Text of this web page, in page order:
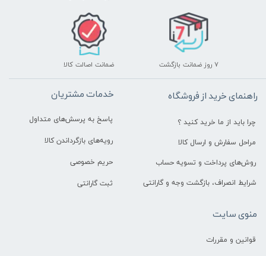
۷ روز ضمانت بازگشت ضمانت اصالت کالا
راهنمای خرید از فروشگاه
چرا باید از ما خرید کنید ؟
مراحل سفارش و ارسال کالا
روش‌های پرداخت و تسویه حساب
شرایط انصراف، بازگشت وجه و گارانتی
خدمات مشتریان
پاسخ به پرسش‌های متداول
رویه‌های بازگرداندن کالا
حریم خصوصی
ثبت گارانتی
منوی سایت
قوانین و مقررات